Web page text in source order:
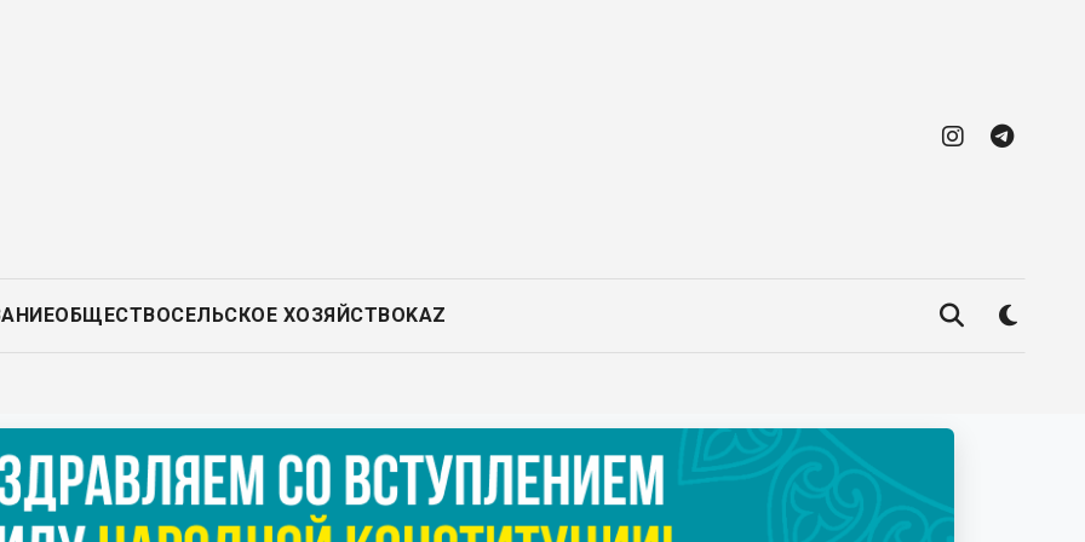
ОБЩЕСТВОСЕЛЬСКОЕ ХОЗЯЙСТВОKAZ